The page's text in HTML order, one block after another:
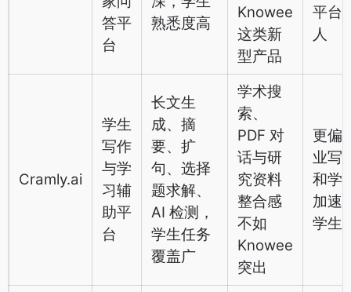
答平
台
熟悉度高
Knowee
这类新
型产品
平台
人
Cramly.ai
学生
写作
与学
习辅
助平
台
长文生
成、摘
要、扩
句、选择
题求解、
AI 检测，
学生任务
覆盖广
学术搜
索、
PDF 对
话与研
究资料
整合感
不如
Knowee
突出
更偏
业写
和学
加速
学生